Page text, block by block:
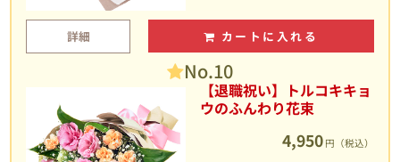
詳細 カートに入れる
No.10
【退職祝い】トルコキキョ
ウのふんわり花束
4,950 円（税込）